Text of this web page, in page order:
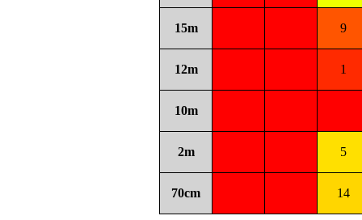
15m 9
12m 1
10m
2m 5
70cm 14